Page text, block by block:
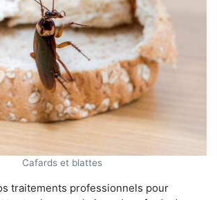
Cafards et blattes
traitements professionnels pour